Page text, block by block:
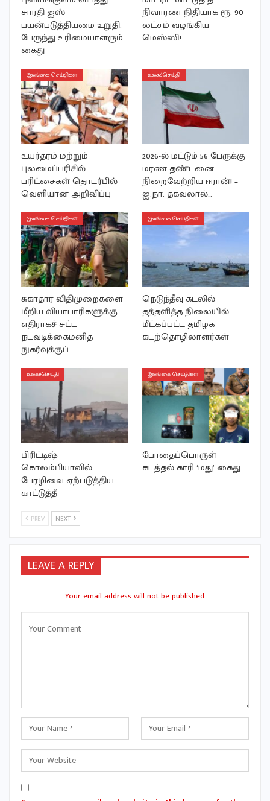
சாரதி ஐஸ்
பயன்படுத்தியமை உறுதி:
பேருந்து உரிமையாளரும்
கைது
நிவாரண நிதியாக ரூ. 90
லட்சம் வழங்கிய
மெஸ்ஸி!
இலங்கை செய்திகள்
உயர்தரம் மற்றும்
புலமைப்பரிசில்
பரிட்சைகள் தொடர்பில்
வெளியான அறிவிப்பு
உலகச்செய்தி
2026-ல் மட்டும் 56 பேருக்கு
மரண தண்டனை
நிறைவேற்றிய ஈரான்! –
ஐ.நா. தகவலால்…
இலங்கை செய்திகள்
சுகாதார விதிமுறைகளை
மீறிய வியாபாரிகளுக்கு
எதிராகச் சட்ட
நடவடிக்கைமனித
நுகர்வுக்குப்…
இலங்கை செய்திகள்
நெடுந்தீவு கடலில்
தத்தளித்த நிலையில்
மீட்கப்பட்ட தமிழக
கடற்தொழிலாளர்கள்
உலகச்செய்தி
பிரிட்டிஷ்
கொலம்பியாவில்
பேரழிவை ஏற்படுத்திய
காட்டுத்தீ
இலங்கை செய்திகள்
போதைப்பொருள்
கடத்தல் காரி ‘மது’ கைது
PREV NEXT
LEAVE A REPLY
Your email address will not be published.